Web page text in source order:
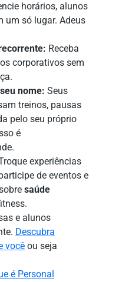
horários, alunos
um só lugar. Adeus
Receba
corporativos sem
nome: Seus
treinos, pausas
pelo seu próprio
é
experiências
de eventos e
saúde
e alunos
Descubra
você ou seja
é Personal